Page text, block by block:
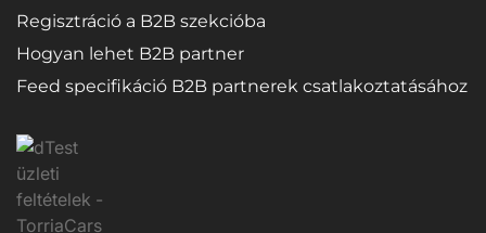
Regisztráció a B2B szekcióba
Hogyan lehet B2B partner
Feed specifikáció B2B partnerek csatlakoztatásához